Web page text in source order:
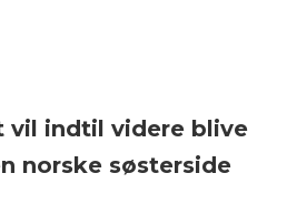
vil indtil videre blive
norske søsterside